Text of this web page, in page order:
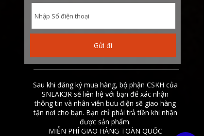
Sau khi đăng ký mua hàng, bộ phận CSKH của
SNEAK3R sẽ liên hệ với bạn để xác nhận
thông tin và nhân viên bưu điện sẽ giao hàng
tận nơi cho bạn. Bạn chỉ phải trả tiền khi nhận
được sản phẩm.
MIỄN PHÍ GIAO HÀNG TOÀN QUỐC
Gửi đi